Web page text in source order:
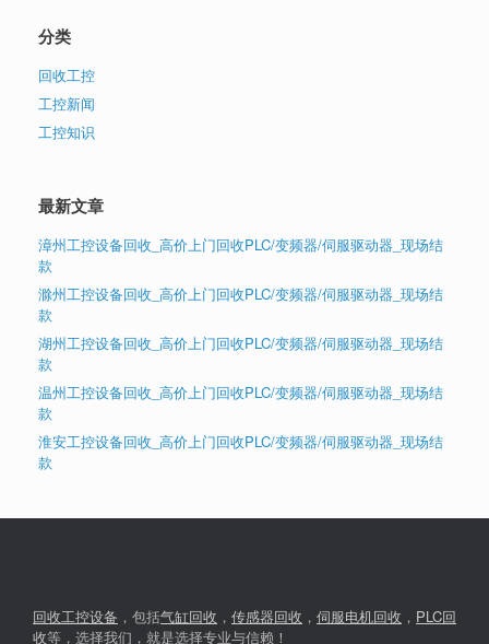
分类
回收工控
工控新闻
工控知识
最新文章
漳州工控设备回收_高价上门回收PLC/变频器/伺服驱动器_现场结
款
滁州工控设备回收_高价上门回收PLC/变频器/伺服驱动器_现场结
款
湖州工控设备回收_高价上门回收PLC/变频器/伺服驱动器_现场结
款
温州工控设备回收_高价上门回收PLC/变频器/伺服驱动器_现场结
款
淮安工控设备回收_高价上门回收PLC/变频器/伺服驱动器_现场结
款
回收工控设备 ，包括气缸回收 ， 传感器回收 ， 伺服电机回收 ， PLC回
收等，选择我们，就是选择专业与信赖！